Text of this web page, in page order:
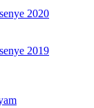
2020
2019